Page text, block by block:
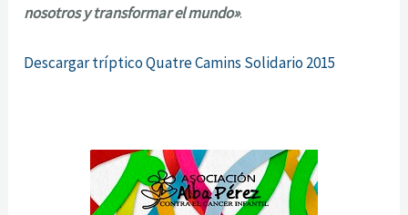
nosotros y transformar el mundo».
Descargar tríptico Quatre Camins Solidario 2015